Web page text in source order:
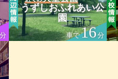
分
うずしおふれあい公
園
車で16分